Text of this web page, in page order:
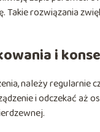
rozwiązania
i
należy regularnie
i odczekać aż